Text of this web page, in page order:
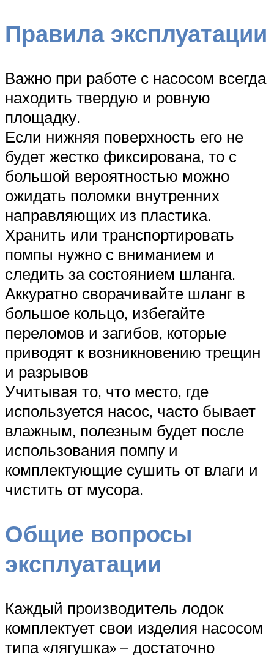
Правила эксплуатации
Важно при работе с насосом всегда
находить твердую и ровную
площадку.
Если нижняя поверхность его не
будет жестко фиксирована, то с
большой вероятностью можно
ожидать поломки внутренних
направляющих из пластика.
Хранить или транспортировать
помпы нужно с вниманием и
следить за состоянием шланга.
Аккуратно сворачивайте шланг в
большое кольцо, избегайте
переломов и загибов, которые
приводят к возникновению трещин
и разрывов
Учитывая то, что место, где
используется насос, часто бывает
влажным, полезным будет после
использования помпу и
комплектующие сушить от влаги и
чистить от мусора.
Общие вопросы
эксплуатации
Каждый производитель лодок
комплектует свои изделия насосом
типа «лягушка» – достаточно